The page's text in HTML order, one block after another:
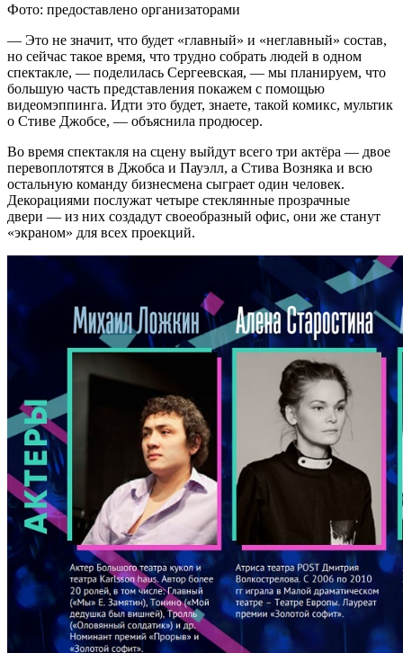
Фото: предоставлено организаторами
— Это не значит, что будет «главный» и «неглавный» состав,
но сейчас такое время, что трудно собрать людей в одном
спектакле, — поделилась Сергеевская, — мы планируем, что
большую часть представления покажем с помощью
видеомэппинга. Идти это будет, знаете, такой комикс, мультик
о Стиве Джобсе, — объяснила продюсер.
Во время спектакля на сцену выйдут всего три актёра — двое
перевоплотятся в Джобса и Пауэлл, а Стива Возняка и всю
остальную команду бизнесмена сыграет один человек.
Декорациями послужат четыре стеклянные прозрачные
двери — из них создадут своеобразный офис, они же станут
«экраном» для всех проекций.